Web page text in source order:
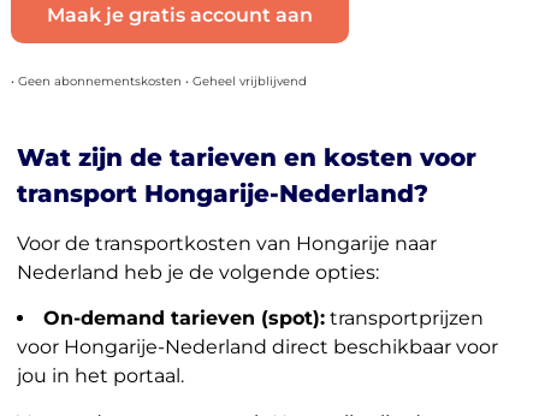
Maak je gratis account aan
• Geen abonnementskosten • Geheel vrijblijvend
Wat zijn de tarieven en kosten voor
transport Hongarije-Nederland?
Voor de transportkosten van Hongarije naar
Nederland heb je de volgende opties:
On-demand tarieven (spot):transportprijzen
voor Hongarije-Nederland direct beschikbaar voor
jou in het portaal.